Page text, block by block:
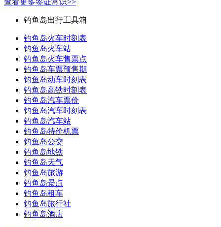
钓鱼岛出行工具箱
钓鱼岛火车时刻表
钓鱼岛火车站
钓鱼岛火车售票点
钓鱼岛车票预售期
钓鱼岛动车时刻表
钓鱼岛高铁时刻表
钓鱼岛汽车票价
钓鱼岛汽车时刻表
钓鱼岛汽车站
钓鱼岛特价机票
钓鱼岛公交
钓鱼岛地铁
钓鱼岛天气
钓鱼岛旅游
钓鱼岛景点
钓鱼岛租车
钓鱼岛旅行社
钓鱼岛酒店